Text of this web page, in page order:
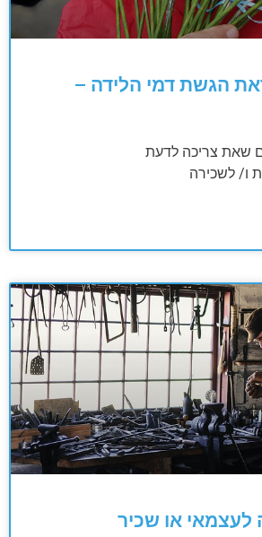
הגשת דמי הלידה –
ו/ לשכירה
לעצמאי או שכיר